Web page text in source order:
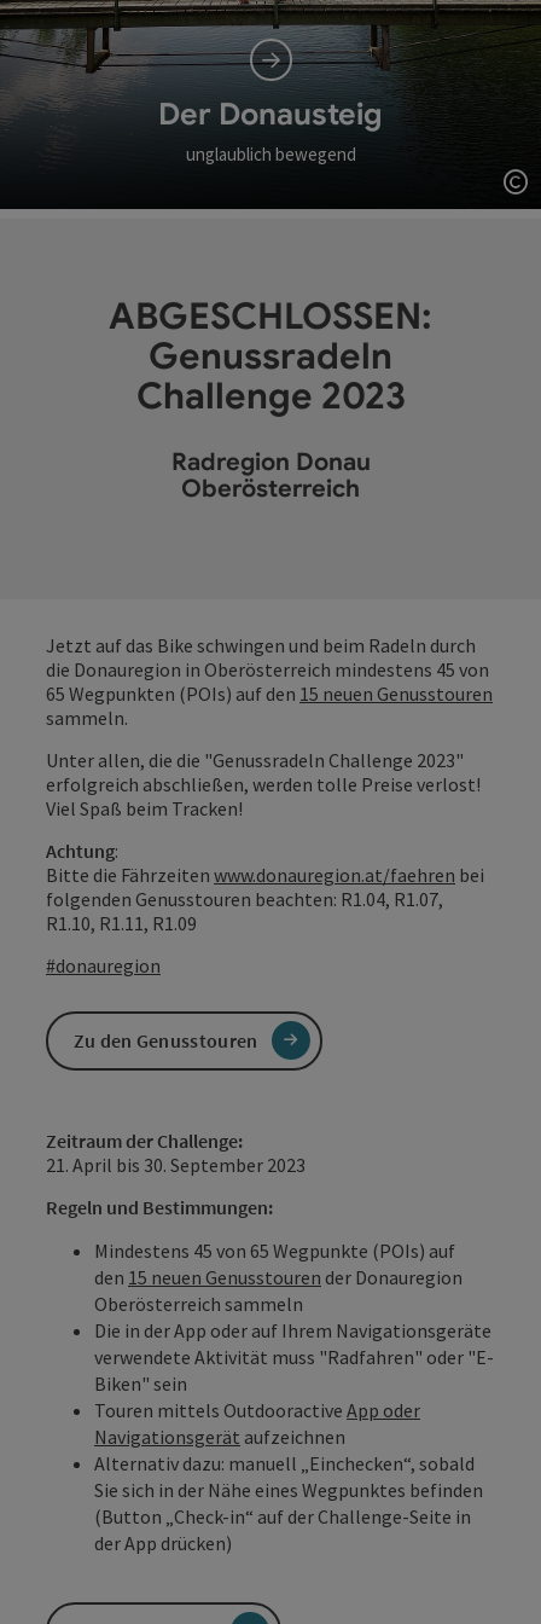
Der Donausteig
unglaublich bewegend
ABGESCHLOSSEN:
Genussradeln
Challenge 2023
Radregion Donau
Oberösterreich
Jetzt auf das Bike schwingen und beim Radeln durch
die Donauregion in Oberösterreich mindestens 45 von
65 Wegpunkten (POIs) auf den 15 neuen Genusstouren
sammeln.
Unter allen, die die "Genussradeln Challenge 2023"
erfolgreich abschließen, werden tolle Preise verlost!
Viel Spaß beim Tracken!
Achtung:
Bitte die Fährzeiten www.donauregion.at/faehren bei
folgenden Genusstouren beachten: R1.04, R1.07,
R1.10, R1.11, R1.09
#donauregion
Zu den Genusstouren
Zeitraum der Challenge:
21. April bis 30. September 2023
Regeln und Bestimmungen:
Mindestens 45 von 65 Wegpunkte (POIs) auf
den 15 neuen Genusstouren der Donauregion
Oberösterreich sammeln
Die in der App oder auf Ihrem Navigationsgeräte
verwendete Aktivität muss "Radfahren" oder "E-
Biken" sein
Touren mittels Outdooractive App oder
Navigationsgerät aufzeichnen
Alternativ dazu: manuell „Einchecken“, sobald
Sie sich in der Nähe eines Wegpunktes befinden
(Button „Check-in“ auf der Challenge-Seite in
der App drücken)